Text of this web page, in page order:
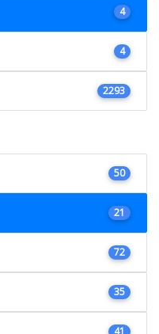
4
4
2293
50
21
72
35
41